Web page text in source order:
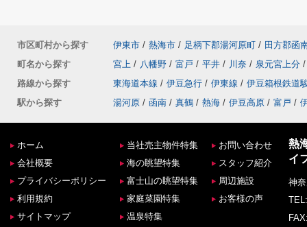
市区町村から探す 伊東市 / 熱海市 / 足柄下郡湯河原町 / 田方郡函
町名から探す
宮上 / 八幡野 / 富戸 / 平井 / 川奈 / 泉元宮上分 /
路線から探す
東海道本線 / 伊豆急行 / 伊東線 / 伊豆箱根鉄道
駅から探す
湯河原 / 函南 / 真鶴 / 熱海 / 伊豆高原 / 富戸 /
ホーム
会社概要
プライバシーポリシー
利用規約
サイトマップ
当社売主物件特集
海の眺望特集
富士山の眺望特集
家庭菜園特集
温泉特集
お問い合わせ
スタッフ紹介
周辺施設
お客様の声
熱
イ
神